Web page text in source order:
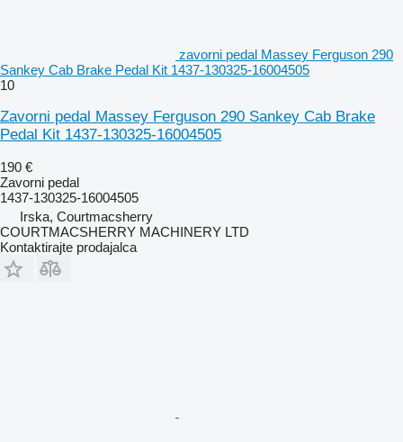
zavorni pedal Massey Ferguson 290
Sankey Cab Brake Pedal Kit 1437-130325-16004505
10
Zavorni pedal Massey Ferguson 290 Sankey Cab Brake
Pedal Kit 1437-130325-16004505
190 €
Zavorni pedal
1437-130325-16004505
Irska, Courtmacsherry
COURTMACSHERRY MACHINERY LTD
Kontaktirajte prodajalca